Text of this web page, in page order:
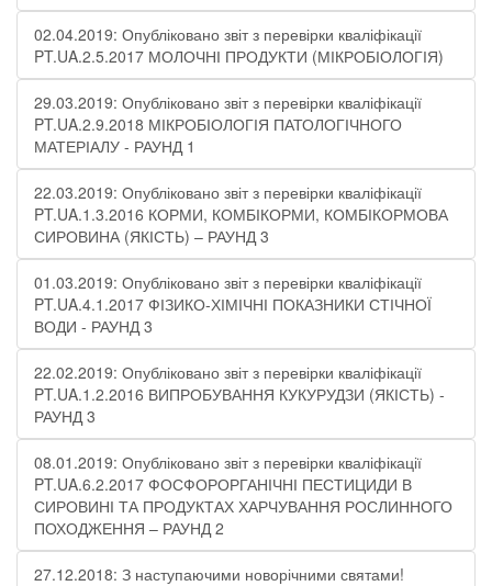
02.04.2019: Опубліковано звіт з перевірки кваліфікації
PT.UA.2.5.2017 МОЛОЧНІ ПРОДУКТИ (МІКРОБІОЛОГІЯ)
29.03.2019: Опубліковано звіт з перевірки кваліфікації
PT.UA.2.9.2018 МІКРОБІОЛОГІЯ ПАТОЛОГІЧНОГО
МАТЕРІАЛУ - РАУНД 1
22.03.2019: Опубліковано звіт з перевірки кваліфікації
PT.UA.1.3.2016 КОРМИ, КОМБІКОРМИ, КОМБІКОРМОВА
СИРОВИНА (ЯКІСТЬ) – РАУНД 3
01.03.2019: Опубліковано звіт з перевірки кваліфікації
PT.UA.4.1.2017 ФІЗИКО-ХІМІЧНІ ПОКАЗНИКИ СТІЧНОЇ
ВОДИ - РАУНД 3
22.02.2019: Опубліковано звіт з перевірки кваліфікації
PT.UA.1.2.2016 ВИПРОБУВАННЯ КУКУРУДЗИ (ЯКІСТЬ) -
РАУНД 3
08.01.2019: Опубліковано звіт з перевірки кваліфікації
PT.UA.6.2.2017 ФОСФОРОРГАНІЧНІ ПЕСТИЦИДИ В
СИРОВИНІ ТА ПРОДУКТАХ ХАРЧУВАННЯ РОСЛИННОГО
ПОХОДЖЕННЯ – РАУНД 2
27.12.2018: З наступаючими новорічними святами!